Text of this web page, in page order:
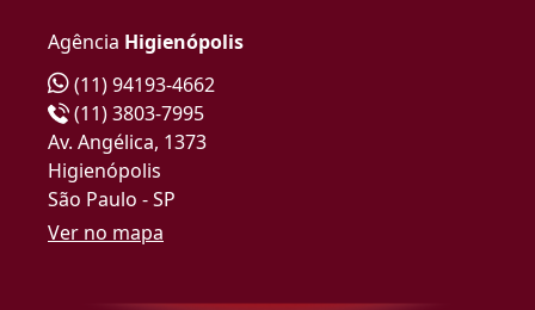
Agência Higienópolis
(11) 94193-4662
(11) 3803-7995
Av. Angélica, 1373
Higienópolis
São Paulo - SP
Ver no mapa